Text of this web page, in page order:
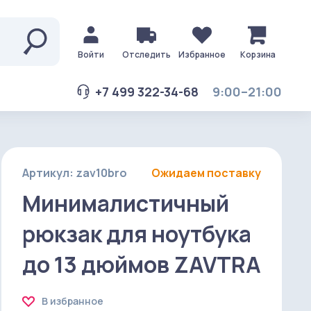
Войти Отследить Избранное Корзина
+7 499 322-34-68 9:00–21:00
В избранное
Артикул: zav10bro
Минималистичный
рюкзак для ноутбука
до 13 дюймов ZAVTRA
Ожидаем поставку